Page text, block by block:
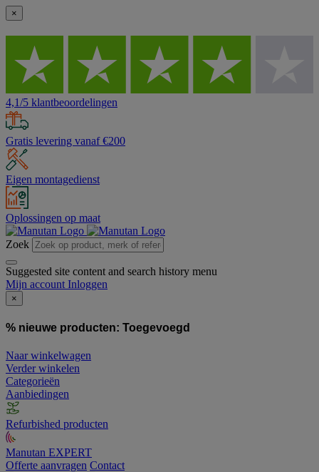
×
4,1/5 klantbeoordelingen
Gratis levering vanaf €200
Eigen montagedienst
Oplossingen op maat
Zoek
Suggested site content and search history menu
Mijn account Inloggen
×
% nieuwe producten: Toegevoegd
Naar winkelwagen
Verder winkelen
Categorieën
Aanbiedingen
Refurbished producten
Manutan EXPERT
Offerte aanvragen Contact